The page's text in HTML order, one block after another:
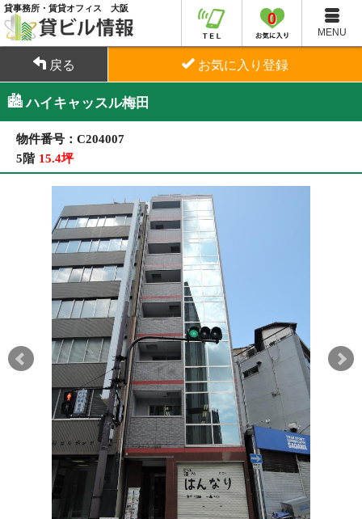
貸事務所・賃貸オフィス 大阪
MENU
0
戻る お気に入り登録
ハイキャッスル梅田
物件番号：C204007
5階 15.4坪